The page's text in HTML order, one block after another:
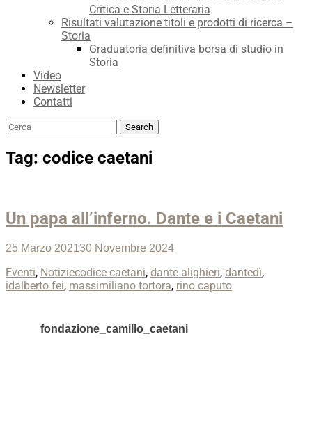
Critica e Storia Letteraria
Risultati valutazione titoli e prodotti di ricerca –
Storia
Graduatoria definitiva borsa di studio in
Storia
Video
Newsletter
Contatti
Search
Search
Tag: codice caetani
Un papa all’inferno. Dante e i Caetani
Posted
25 Marzo 202130 Novembre 2024
Categories
Eventi, NotizieTags
codice caetani, dante alighieri, dantedì,
idalberto fei, massimiliano tortora, rino caputo
fondazione_camillo_caetani